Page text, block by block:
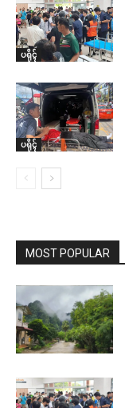
ပရိုၚ်
ပရိုၚ်
MOST POPULAR